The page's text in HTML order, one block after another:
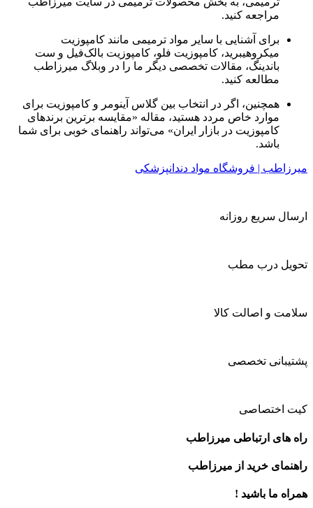
مراجعه کنید.
برای آشنایی با سایر مواد ترمیمی مانند کامپوزیت
میکروهیبرید، کامپوزیت فلو، کامپوزیت بالک‌فیل و ست
باندینگ، مقالات تخصصی دیگر ما را در وبلاگ میرزاطب
مطالعه کنید.
همچنین، اگر در انتخاب بین گلاس آینومر و کامپوزیت برای
موارد خاص مردد هستید، مقاله «مقایسه برترین برندهای
کامپوزیت در بازار ایران» می‌تواند راهنمای خوبی برای شما
باشد.
میرزاطب | فروشگاه مواد دندانپزشکی
ارسال سریع روزانه
تحویل درب مطب
سلامت و اصالت کالا
پشتیبانی تخصصی
کیت اختصاصی
راه های ارتباطی میرزاطب
راهنمای خرید از میرزاطب
همراه ما باشید !